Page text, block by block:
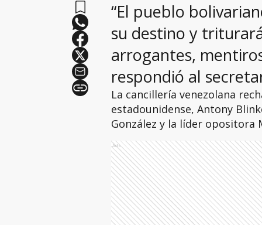
“El pueblo
su destino y
arrogantes,
respondió al
La cancillería venezolana
estadounidense, Antony
González y la líder opositora
Ads